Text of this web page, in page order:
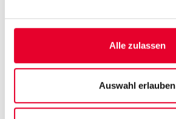
Alle zulassen
Auswahl erlauben
Instagram-Profil: GenerationGrenzenlos
Zeitplan